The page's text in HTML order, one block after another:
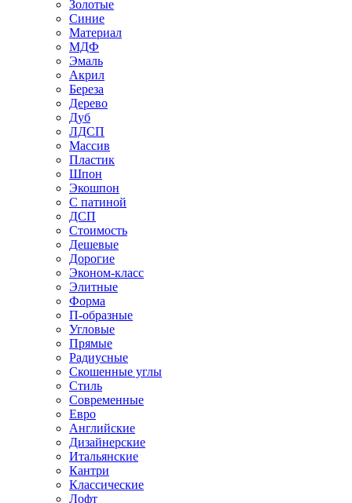
Золотые
Синие
Материал
МДФ
Эмаль
Акрил
Береза
Дерево
Дуб
ЛДСП
Массив
Пластик
Шпон
Экошпон
С патиной
ДСП
Стоимость
Дешевые
Дорогие
Эконом-класс
Элитные
Форма
П-образные
Угловые
Прямые
Радиусные
Скошенные углы
Стиль
Современные
Евро
Английские
Дизайнерские
Итальянские
Кантри
Классические
Лофт